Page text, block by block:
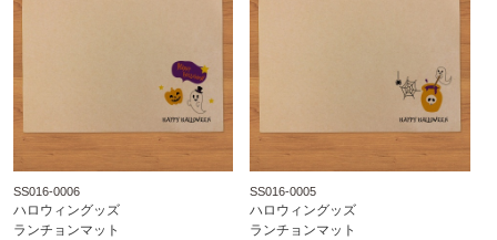
SS016-0006
ハロウィングッズ
ランチョンマット
SS016-0005
ハロウィングッズ
ランチョンマット